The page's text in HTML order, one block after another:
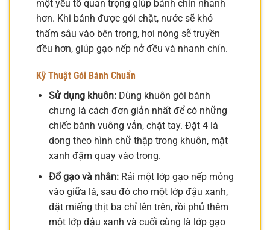
một yếu tố quan trọng giúp bánh chín nhanh
hơn. Khi bánh được gói chặt, nước sẽ khó
thấm sâu vào bên trong, hơi nóng sẽ truyền
đều hơn, giúp gạo nếp nở đều và nhanh chín.
Kỹ Thuật Gói Bánh Chuẩn
Sử dụng khuôn:Dùng khuôn gói bánh
chưng là cách đơn giản nhất để có những
chiếc bánh vuông vắn, chặt tay. Đặt 4 lá
dong theo hình chữ thập trong khuôn, mặt
xanh đậm quay vào trong.
Đổ gạo và nhân:Rải một lớp gạo nếp mỏng
vào giữa lá, sau đó cho một lớp đậu xanh,
đặt miếng thịt ba chỉ lên trên, rồi phủ thêm
một lớp đậu xanh và cuối cùng là lớp gạo